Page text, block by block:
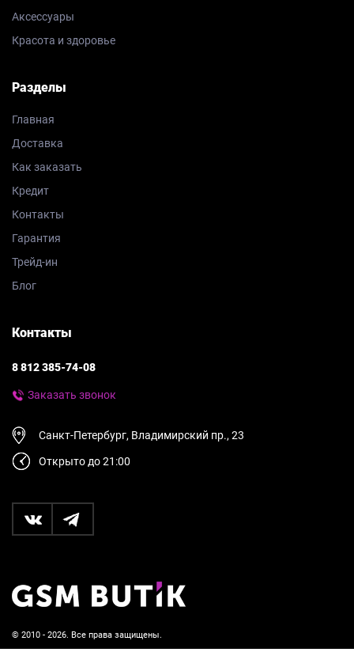
© 2010 - 2026. Все права защищены.
Аксессуары
Красота и здоровье
Разделы
Главная
Доставка
Как заказать
Кредит
Контакты
Гарантия
Трейд-ин
Блог
Контакты
8 812 385-74-08
Заказать звонок
Санкт-Петербург, Владимирский пр., 23
Открыто до 21:00